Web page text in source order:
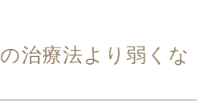
治療法より弱くな